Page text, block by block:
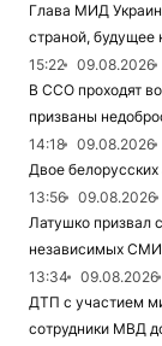
Глава МИД
страной, будущее
15:22
09.08.2026
В ССО проходят
призваны
14:18
09.08.2026
Двое
13:56
09.08.2026
Латушко призвал
независимых СМИ
13:34
09.08.2026
ДТП с участием
сотрудники МВД